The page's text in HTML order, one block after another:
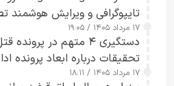
تایپوگرافی و ویرایش هوشمند
۱۷ مرداد ۱۴۰۵ / ۱۹:۰۵
دستگیری ۴ متهم در
تحقیقات درباره ابعاد پرونده
۱۷ مرداد ۱۴۰۵ / ۱۸:۱۱